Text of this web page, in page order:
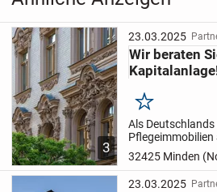
3
23.03.2025
Wir beraten
Merken
Als
vermittelten
im...
32425 Minden
23.03.2025